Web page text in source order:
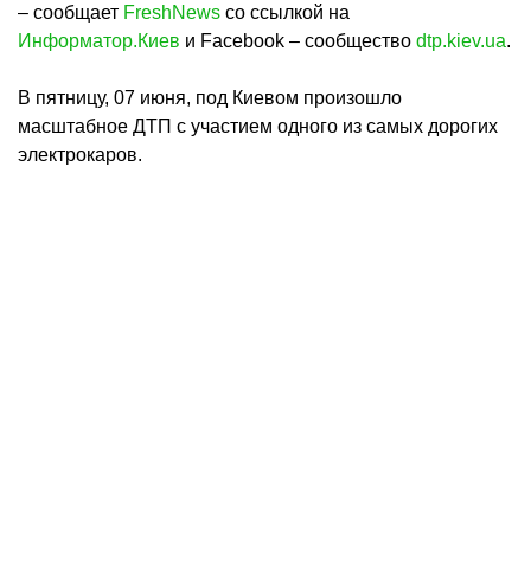
– сообщает FreshNews со ссылкой на
Информатор.Киев и Facebook – сообщество dtp.kiev.ua.
В пятницу, 07 июня, под Киевом произошло
масштабное ДТП с участием одного из самых дорогих
электрокаров.